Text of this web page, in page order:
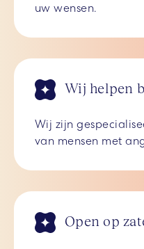
uw wensen.
Wij helpen
Wij zijn
van mensen met
Open op